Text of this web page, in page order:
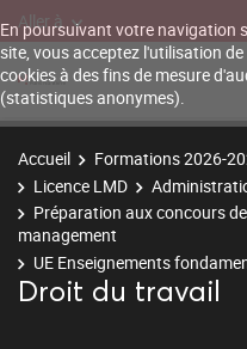
En poursuivant votre navigation
site, vous acceptez l'utilisation de
cookies à des fins de mesure
(statistiques anonymes).
Aller à
Accueil Formations 2026-
Licence LMD
Préparation aux concours
management
UE Enseignements
Droit du travail